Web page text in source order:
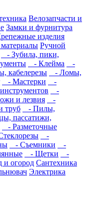
Велозапчасти и
Замки и фурнитура
изделия
Ручной
- Зубила, пики,
- Клейма
-
кабелерезы
- Ломы,
- Мастерки
-
-
и лезвия
-
труб
- Пилы,
пассатижи,
- Разметочные
-
- Съемники
-
- Щетки
-
и огород Сантехника
Электрика